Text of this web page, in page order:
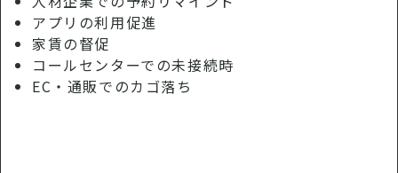
アプリの利用促進
家賃の督促
コールセンターでの未接続時
EC・通販でのカゴ落ち